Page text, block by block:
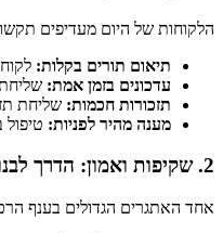
הלקוחות של היום מעדיפים
תיאום תורים בקלות:
עדכונים בזמן אמת:
תזכורות חכמות: שליחת
מענה מהיר לפניות:
2. שקיפות ואמון: הדרך לבנות קשר חזק
אחד האתגרים הגדולים בענף